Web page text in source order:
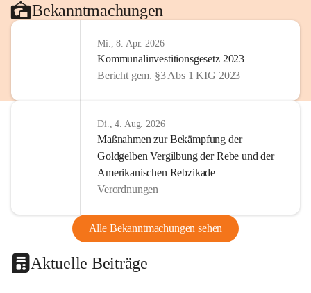
Bekanntmachungen
Mi., 8. Apr. 2026
Kommunalinvestitionsgesetz 2023
Bericht gem. §3 Abs 1 KIG 2023
Di., 4. Aug. 2026
Maßnahmen zur Bekämpfung der
Goldgelben Vergilbung der Rebe und der
Amerikanischen Rebzikade
Verordnungen
Alle Bekanntmachungen sehen
Aktuelle Beiträge